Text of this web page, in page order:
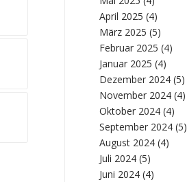
April 2025 (4)
März 2025 (5)
Februar 2025 (4)
Januar 2025 (4)
Dezember 2024 (5)
November 2024 (4)
Oktober 2024 (4)
September 2024 (5)
August 2024 (4)
Juli 2024 (5)
Juni 2024 (4)